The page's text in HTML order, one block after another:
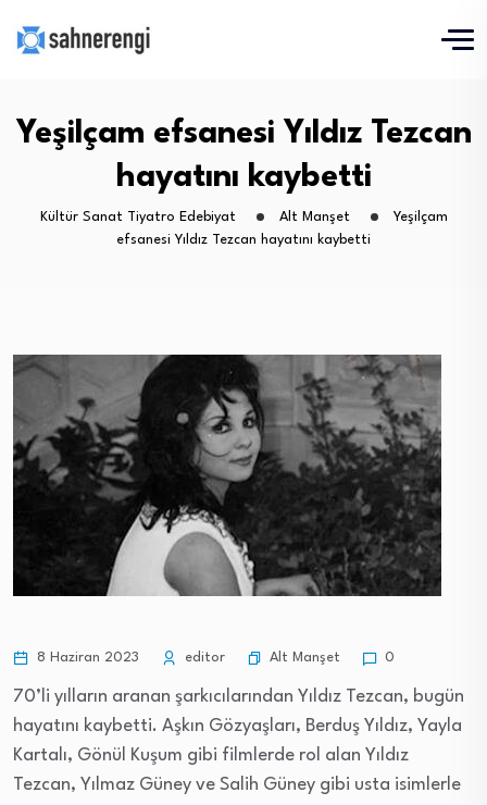
Yeşilçam efsanesi Yıldız Tezcan
hayatını kaybetti
Kültür Sanat Tiyatro Edebiyat Alt Manşet
Yeşilçam
efsanesi Yıldız Tezcan hayatını kaybetti
8 Haziran 2023 editor Alt Manşet 0
70’li yılların aranan şarkıcılarından Yıldız Tezcan, bugün
hayatını kaybetti. Aşkın Gözyaşları, Berduş Yıldız, Yayla
Kartalı, Gönül Kuşum gibi filmlerde rol alan Yıldız
Tezcan, Yılmaz Güney ve Salih Güney gibi usta isimlerle